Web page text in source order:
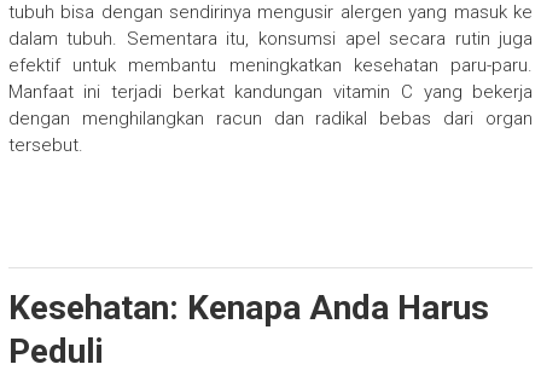
tubuh bisa dengan sendirinya mengusir alergen yang masuk ke
dalam tubuh. Sementara itu, konsumsi apel secara rutin juga
efektif untuk membantu meningkatkan kesehatan paru-paru.
Manfaat ini terjadi berkat kandungan vitamin C yang bekerja
dengan menghilangkan racun dan radikal bebas dari organ
tersebut.
Kesehatan: Kenapa Anda Harus
Peduli